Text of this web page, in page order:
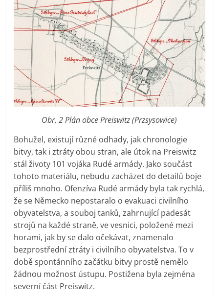
Obr. 2 Plán obce Preiswitz (Przsysowice)
Bohužel, existují různé odhady, jak chronologie
bitvy, tak i ztráty obou stran, ale útok na Preiswitz
stál životy 101 vojáka Rudé armády. Jako součást
tohoto materiálu, nebudu zacházet do detailů boje
příliš mnoho. Ofenzíva Rudé armády byla tak rychlá,
že se Německo nepostaralo o evakuaci civilního
obyvatelstva, a souboj tanků, zahrnující padesát
strojů na každé straně, ve vesnici, položené mezi
horami, jak by se dalo očekávat, znamenalo
bezprostřední ztráty i civilního obyvatelstva. To v
době spontánního začátku bitvy prostě nemělo
žádnou možnost ústupu. Postižena byla zejména
severní část Preiswitz.